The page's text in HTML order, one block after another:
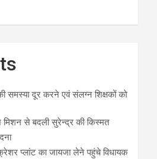
समस्या दूर करने एवं संलग्न शिक्षकों को
मिशन से बदली सुरेन्द्र की किस्मत
प्लांट का जायजा लेने पहुंचे विधायक